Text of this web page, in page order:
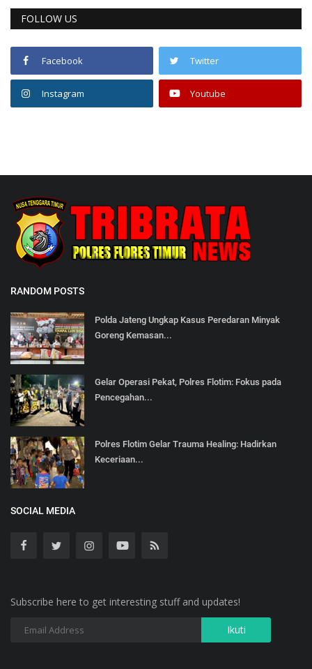
FOLLOW US
Facebook Twitter
Instagram Youtube
RANDOM POSTS
Polda Jateng Ungkap Kasus Peredaran Minyak
Goreng Kemasan...
Gelar Operasi Pekat, Polres Flotim: Fokus pada
Pencegahan...
Polres Flotim Gelar Trauma Healing: Hadirkan
Keceriaan...
SOCIAL MEDIA
Subscribe here to get interesting stuff and updates!